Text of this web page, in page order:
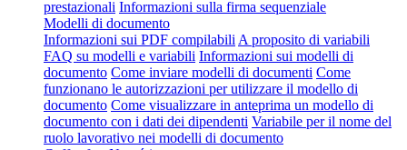
prestazionali Informazioni sulla firma sequenziale
Modelli di documento
Informazioni sui PDF compilabili A proposito di variabili
FAQ su modelli e variabili Informazioni sui modelli di
documento Come inviare modelli di documenti Come
funzionano le autorizzazioni per utilizzare il modello di
documento Come visualizzare in anteprima un modello di
documento con i dati dei dipendenti Variabile per il nome del
ruolo lavorativo nei modelli di documento